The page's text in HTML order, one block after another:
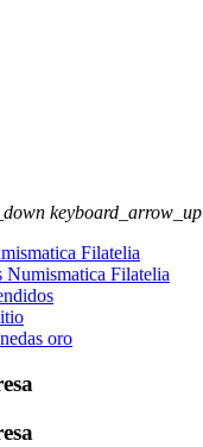
keyboard_arrow_up
Filatelia
Numismatica Filatelia
oro